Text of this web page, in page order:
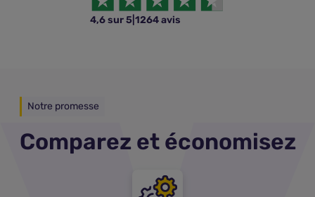
4,6 sur 5 1264 avis
Notre promesse
Comparez et économisez